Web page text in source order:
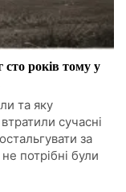
років тому у
та яку
сучасні
за
потрібні були